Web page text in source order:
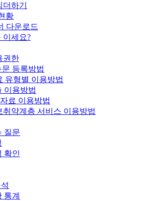
하기
황
다운로드
이세요?
권한
등록방법
유형별 이용방법
이용방법
료 이용방법
취약계층 서비스 이용방법
질문
확인
통계